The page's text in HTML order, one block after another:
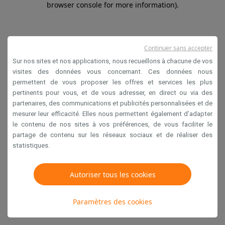
browser console for more information).
Sur nos sites et nos applications, nous recueillons à chacune de vos
visites des données vous concernant. Ces données nous
permettent de vous proposer les offres et services les plus
pertinents pour vous, et de vous adresser, en direct ou via des
partenaires, des communications et publicités personnalisées et de
mesurer leur efficacité. Elles nous permettent également d’adapter
le contenu de nos sites à vos préférences, de vous faciliter le
partage de contenu sur les réseaux sociaux et de réaliser des
statistiques.
Autoriser tous les cookies
Paramètres des cookies
Continuer sans accepter